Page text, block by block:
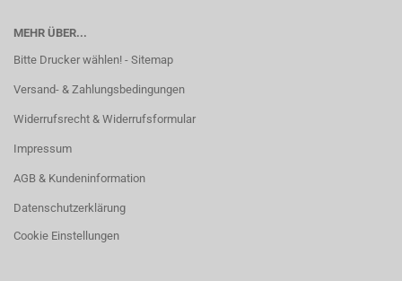
MEHR ÜBER...
Bitte Drucker wählen! - Sitemap
Versand- & Zahlungsbedingungen
Widerrufsrecht & Widerrufsformular
Impressum
AGB & Kundeninformation
Datenschutzerklärung
Cookie Einstellungen